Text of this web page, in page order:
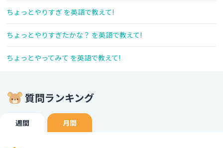
ちょっとやりすぎ を英語で教えて!
ちょっとやりすぎたかな？ を英語で教えて!
ちょっとやってみて を英語で教えて!
質問ランキング
週間 月間